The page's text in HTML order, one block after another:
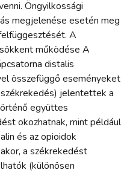
Öngyilkossági
megjelenése esetén meg
A
működése A
distalis
összefüggő eseményeket
jelentettek a
együttes
okozhatnak, mint például
és az opioidok
a székrekedést
(különösen